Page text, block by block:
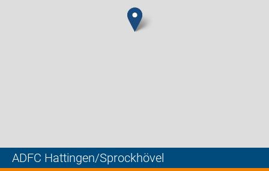
ADFC Hattingen/Sprockhövel